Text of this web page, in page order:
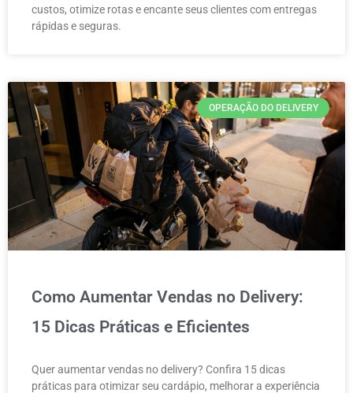
custos, otimize rotas e encante seus clientes com entregas
rápidas e seguras.
OPERAÇÃO DO DELIVERY
Como Aumentar Vendas no Delivery:
15 Dicas Práticas e Eficientes
Quer aumentar vendas no delivery? Confira 15 dicas
práticas para otimizar seu cardápio, melhorar a experiência